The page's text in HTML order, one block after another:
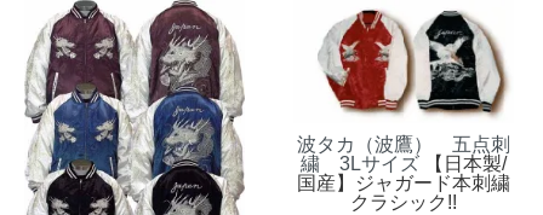
波タカ（波鷹） 五点刺
繍 3Lサイズ【日本製/
国産】ジャガード本刺繍
クラシック!!